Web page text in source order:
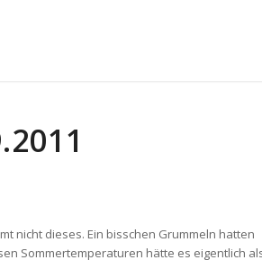
nicht dieses. Ein bisschen Grummeln hatten
Sommertemperaturen hätte es eigentlich